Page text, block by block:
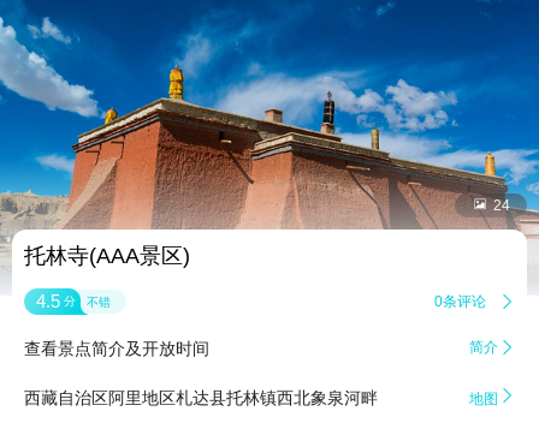
 24
托林寺(AAA景区)
4.5 分 不错 0条评论 
查看景点简介及开放时间 简介 
西藏自治区阿里地区札达县托林镇西北象泉河畔 地图 
